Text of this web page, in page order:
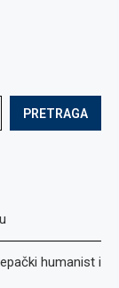
PRETRAGA
humanist i